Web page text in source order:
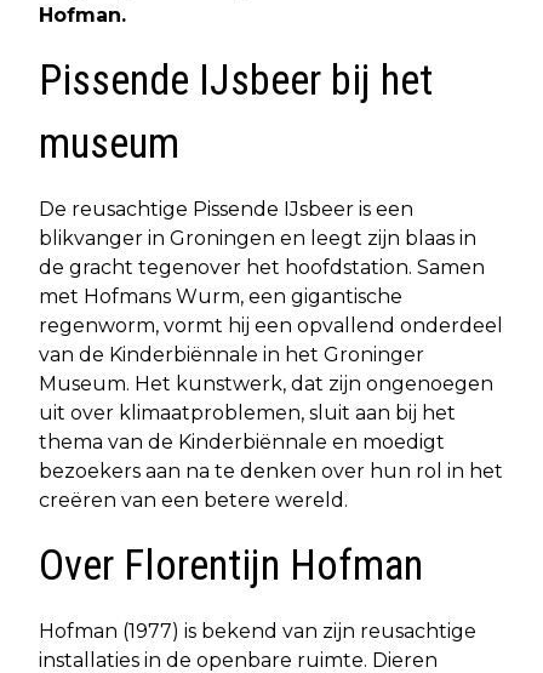
Hofman.
Pissende IJsbeer bij het
museum
De reusachtige Pissende IJsbeer is een
blikvanger in Groningen en leegt zijn blaas in
de gracht tegenover het hoofdstation. Samen
met Hofmans Wurm, een gigantische
regenworm, vormt hij een opvallend onderdeel
van de Kinderbiënnale in het Groninger
Museum. Het kunstwerk, dat zijn ongenoegen
uit over klimaatproblemen, sluit aan bij het
thema van de Kinderbiënnale en moedigt
bezoekers aan na te denken over hun rol in het
creëren van een betere wereld.
Over Florentijn Hofman
Hofman (1977) is bekend van zijn reusachtige
installaties in de openbare ruimte. Dieren